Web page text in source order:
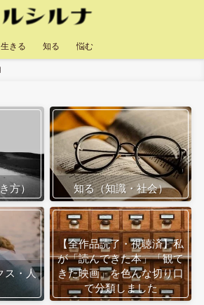
生きる 知る 悩む
方） 知る（知識・社会）
ス・人
【全作品読了・視聴済】私
が「読んできた本」「観て
きた映画」を色んな切り口
で分類しました